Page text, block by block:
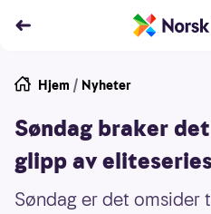
Hjem / Nyheter
Søndag braker
glipp av
Søndag er det omsider